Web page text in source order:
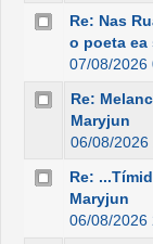
Re: Nas
o poeta ea
07/08/2026
Re:
Maryjun
06/08/2026
Re:
Maryjun
06/08/2026